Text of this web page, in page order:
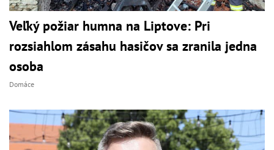
Veľký požiar humna na Liptove: Pri
rozsiahlom zásahu hasičov sa zranila jedna
osoba
Domáce